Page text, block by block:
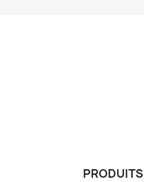
PRODUITS